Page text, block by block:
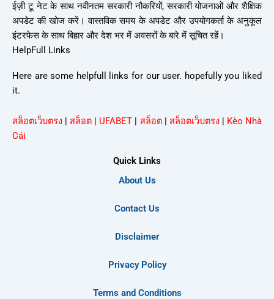
ईज़ी टू नेट के साथ नवीनतम सरकारी नौकरियों, सरकारी योजनाओं और शैक्षिक
अपडेट की खोज करें। वास्तविक समय के अपडेट और उपयोगकर्ता के अनुकूल
इंटरफेस के साथ बिहार और देश भर में अवसरों के बारे में सूचित रहें।
HelpFull Links
Here are some helpfull links for our user. hopefully you liked
it.
สล็อตเว็บตรง | สล็อต | UFABET | สล็อต| สล็อตเว็บตรง | Kèo Nhà
Cái
Quick Links
About Us
Contact Us
Disclaimer
Privacy Policy
Terms and Conditions